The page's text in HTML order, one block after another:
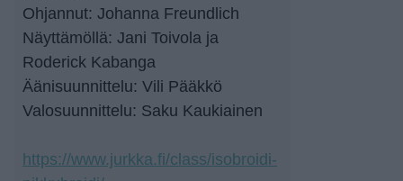
Ohjannut: Johanna Freundlich
Näyttämöllä: Jani Toivola ja
Roderick Kabanga
Äänisuunnittelu: Vili Pääkkö
Valosuunnittelu: Saku Kaukiainen
https://www.jurkka.fi/class/isobroidi-